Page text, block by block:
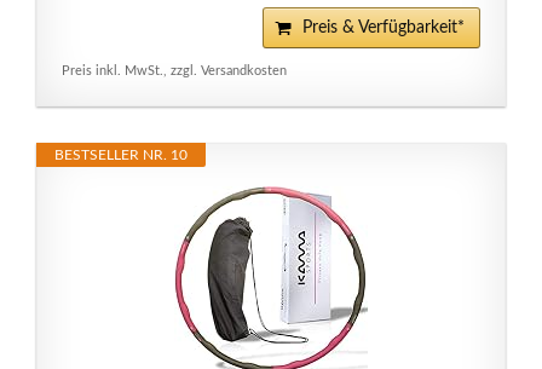
Preis & Verfügbarkeit*
Preis inkl. MwSt., zzgl. Versandkosten
BESTSELLER NR. 10